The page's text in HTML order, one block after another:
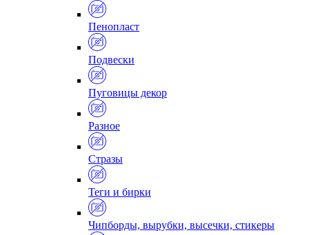
Пенопласт
Подвески
Пуговицы декор
Разное
Стразы
Теги и бирки
Чипборды, вырубки, высечки, стикеры